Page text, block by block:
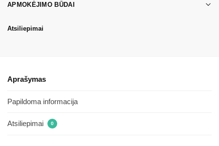
APMOKĖJIMO BŪDAI
Atsiliepimai
Aprašymas
Papildoma informacija
Atsiliepimai 0